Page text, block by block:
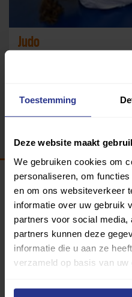
Toestemming
Deze website maakt
We gebruiken cookies om
personaliseren, om
en om ons websiteverkeer
informatie over uw gebruik
partners voor social
partners kunnen deze
informatie die u aan ze
verzameld op basis van uw
Judo
Programma van: